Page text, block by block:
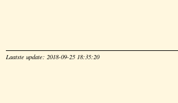
Laatste update: 2018-09-25 18:35:20